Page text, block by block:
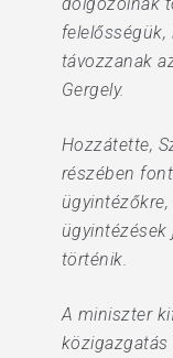
felelősségük,
távozzanak
Gergely.
Hozzátette,
részében
történik.
A miniszter
közigazgatás